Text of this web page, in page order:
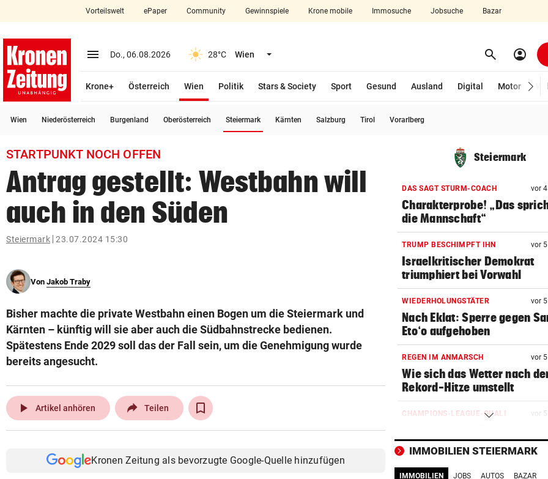
closeSchließen
account_circle Anmelden
arrow_right
Bundesland auswählen
Suchbegriff
eingeben
© Krone Multimedia GmbH & Co KG 2026
Vorteilswelt ePaper Community Gewinnspiele Krone mobile Immosuche Jobsuche Bazar
menu Menü aufklappen
Do., 06.08.2026 28°C Wien Menü aufklappen search Suchen
account_circle
Krone+ Österreich Wien
Politik
Stars & Society Sport Gesund Ausland Digital Motor
Wien Niederösterreich Burgenland Oberösterreich Steiermark Kärnten Salzburg Tirol Vorarlberg
STARTPUNKT NOCH OFFEN
Antrag gestellt: Westbahn will
auch in den Süden
Steiermark 23.07.2024 15:30
Von Jakob Traby
Bisher machte die private Westbahn einen Bogen um die Steiermark und
Kärnten – künftig will sie aber auch die Südbahnstrecke bedienen.
Spätestens Ende 2029 soll das der Fall sein, um die Genehmigung wurde
bereits angesucht.
play_arrow Artikel anhören Teilen
Kronen Zeitung als bevorzugte Google-Quelle hinzufügen
Steiermark
DAS SAGT STURM-COACH vor
Charakterprobe! „Das
die Mannschaft“
TRUMP BESCHIMPFT IHN vor
Israelkritischer Demokrat
triumphiert bei Vorwahl
WIEDERHOLUNGSTÄTER vor
Nach Eklat: Sperre gegen
Eto‘o aufgehoben
REGEN IM ANMARSCH vor
Wie sich das Wetter nach
Rekord-Hitze umstellt
CHAMPIONS-LEAGUE-QUALI vor
Istanbul ohne Chance
MIT BOJE GEFUNDEN
IMMOBILIEN STEIERMARK
IMMOBILIEN JOBS AUTOS BAZAR